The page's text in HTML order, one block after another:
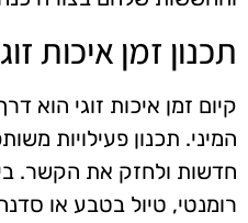
תכנון זמן איכות
קיום זמן איכות זוגי הוא
המיני. תכנון פעילויות
חדשות ולחזק את הקשר.
רומנטי, טיול בטבע או